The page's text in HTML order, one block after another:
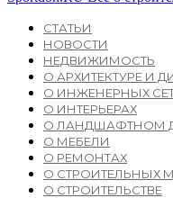
СТАТЬИ
НОВОСТИ
НЕДВИЖИМОСТЬ
О АРХИТЕКТУРЕ И
О ИНЖЕНЕРНЫХ
О ИНТЕРЬЕРАХ
О ЛАНДШАФТНОМ
О МЕБЕЛИ
О РЕМОНТАХ
О СТРОИТЕЛЬНЫХ
О СТРОИТЕЛЬСТВЕ